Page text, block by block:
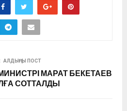
АЛДЫҢҒЫ ПОСТ
МАРАТ БЕКЕТАЕВ
СОТТАЛДЫ